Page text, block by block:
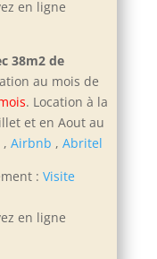
en ligne
38m2 de
au mois de
. Location à la
et en Aout au
, Airbnb , Abritel
: Visite
en ligne